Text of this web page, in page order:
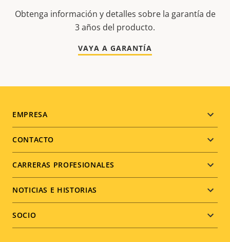
Obtenga información y detalles sobre la garantía de
3 años del producto.
VAYA A GARANTÍA
Footer
menu
EMPRESA
CONTACTO
CARRERAS PROFESIONALES
NOTICIAS E HISTORIAS
SOCIO